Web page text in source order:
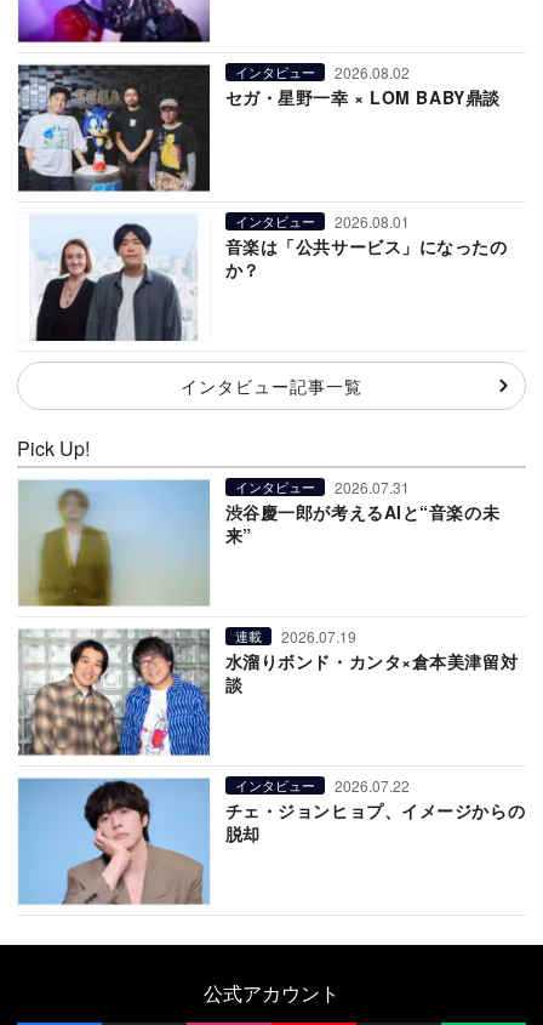
インタビュー 2026.08.02
セガ・星野一幸 × LOM BABY鼎談
インタビュー 2026.08.01
音楽は「公共サービス」になったの
か？
インタビュー記事一覧
Pick Up!
インタビュー 2026.07.31
渋谷慶一郎が考えるAIと“音楽の未
来”
連載 2026.07.19
水溜りボンド・カンタ×倉本美津留対
談
インタビュー 2026.07.22
チェ・ジョンヒョプ、イメージからの
脱却
公式アカウント